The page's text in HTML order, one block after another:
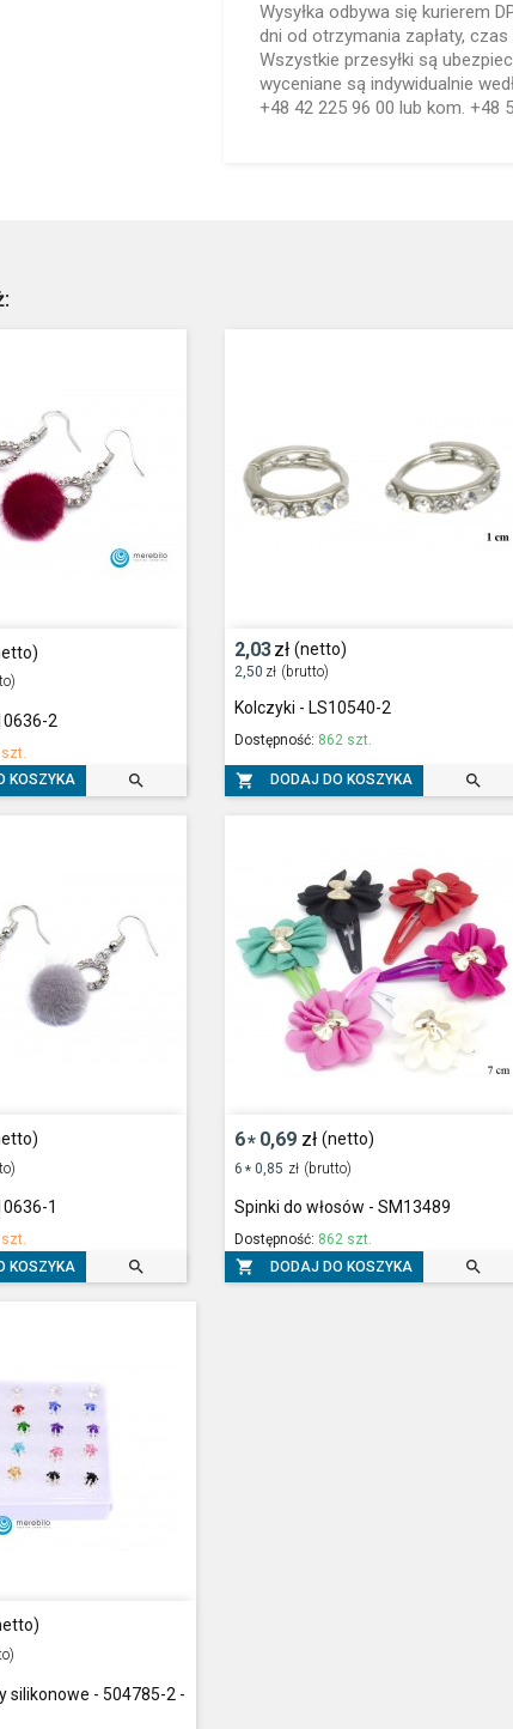
Wysyłka odbywa się kurierem
dni od otrzymania zapłaty,
Wszystkie przesyłki są
wyceniane są indywidualnie
+48 42 225 96 00 lub kom. +48
2
KOSZYKA 
2,03zł (netto)
2,50 zł (brutto)
Kolczyki - LS10540-2
Dostępność: 862 szt.
 DODAJ DO KOSZYKA 
1
KOSZYKA 
6* 0,69 zł (netto)
6 * 0,85 zł (brutto)
Spinki do włosów - SM13489
Dostępność: 862 szt.
 DODAJ DO KOSZYKA 
silikonowe - 504785-2 -